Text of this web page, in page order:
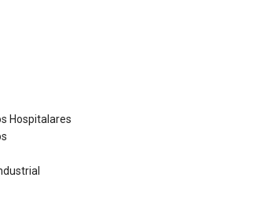
Hospitalares